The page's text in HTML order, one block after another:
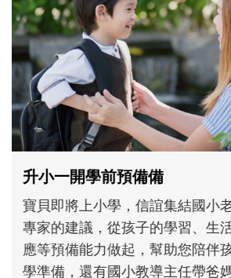
和孩子一起長大的那個男人│
不同模樣
沒有人天生就擅長當爸爸！男人
次「前所未有」的體驗中，跟著
大。從給予安全感的肢體遊戲